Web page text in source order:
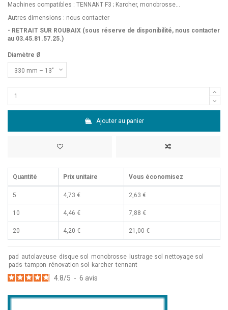
Machines compatibles : TENNANT F3 ; Karcher, monobrosse...
Autres dimensions : nous contacter
- RETRAIT SUR ROUBAIX (sous réserve de disponibilité, nous contacter
au 03.45.81.57.25.)
Diamètre Ø
Ajouter au panier
Quantité Prix unitaire Vous économisez
5 4,73 € 2,63 €
10 4,46 € 7,88 €
20 4,20 € 21,00 €
pad autolaveuse disque sol monobrosse lustrage sol nettoyage sol
pads tampon rénovation sol karcher tennant
4.8/5 - 6 avis